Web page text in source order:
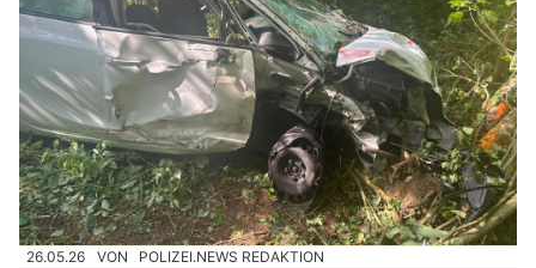
26.05.26 VON POLIZEI.NEWS REDAKTION